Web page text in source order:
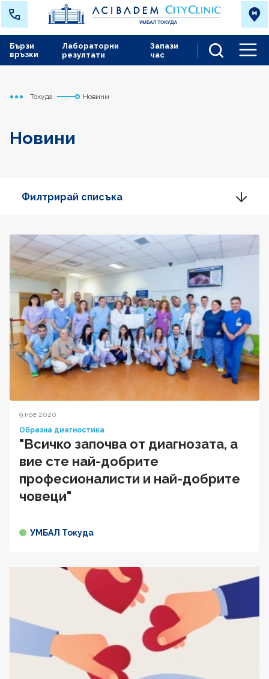
Лабораторни
резултати
Запази
час
Бързи
връзки
Начало
Токуда Новини
Новини
Филтрирай списъка
9 ное 2020
Образна диагностика
"Всичко започва от диагнозата, а
вие сте най-добрите
професионалисти и най-добрите
човеци"
УМБАЛ Токуда